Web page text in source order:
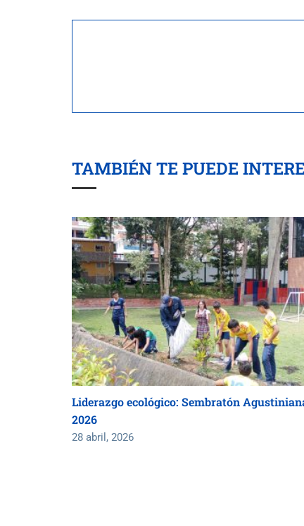
TAMBIÉN TE PUEDE
Liderazgo ecológico: Sembratón
2026
28 abril, 2026